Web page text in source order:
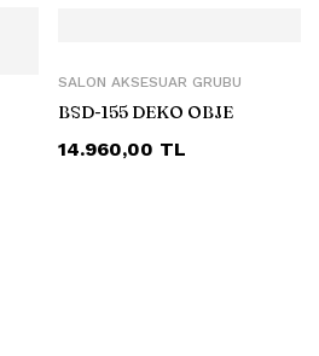
SALON AKSESUAR GRUBU
BSD-155 DEKO OBJE
14.960,00 TL